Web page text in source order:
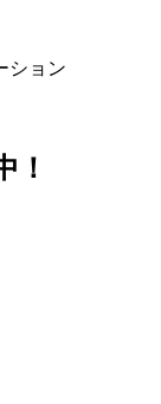
ション
！